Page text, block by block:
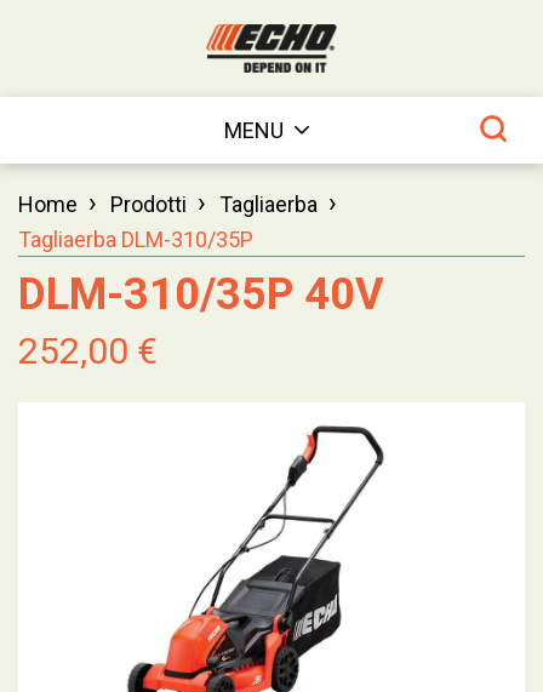
MENU
Home › Prodotti › Tagliaerba ›
Tagliaerba DLM-310/35P
DLM-310/35P 40V
252,00 €